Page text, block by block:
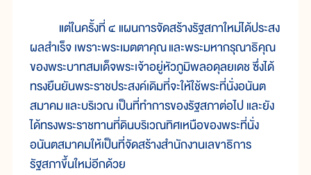
แต่ในครั้งที่ ๔ แผนการจัดสร้างรัฐสภาใหม่ได้ประสง
ผลสำเร็จ เพราะพระเมตตาคุณและพระมหากรุณาธิคุณ
ของพระบาทสมเด็จพระเจ้าอยู่หัวภูมิพลอดุลยเดช ซึ่งได้
ทรงยืนยันพระราชประสงค์เดิมที่จะให้ใช้พระที่นั่งอนันต
สมาคมและบริเวณ เป็นที่ทำการของรัฐสภาต่อไป และยัง
ได้ทรงพระราชทานที่ดินบริเวณทิศเหนือของพระที่นั่ง
อนันตสมาคมให้เป็นที่จัดสร้างสำนักงานเลขาธิการ
รัฐสภาขึ้นใหม่อีกด้วย